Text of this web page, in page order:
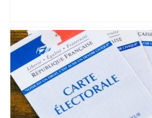
"C’est l’une des plus fortes
fréquentations du circuit" : Toulouse
est-elle la capitale du poker amateur –
ladepeche.fr